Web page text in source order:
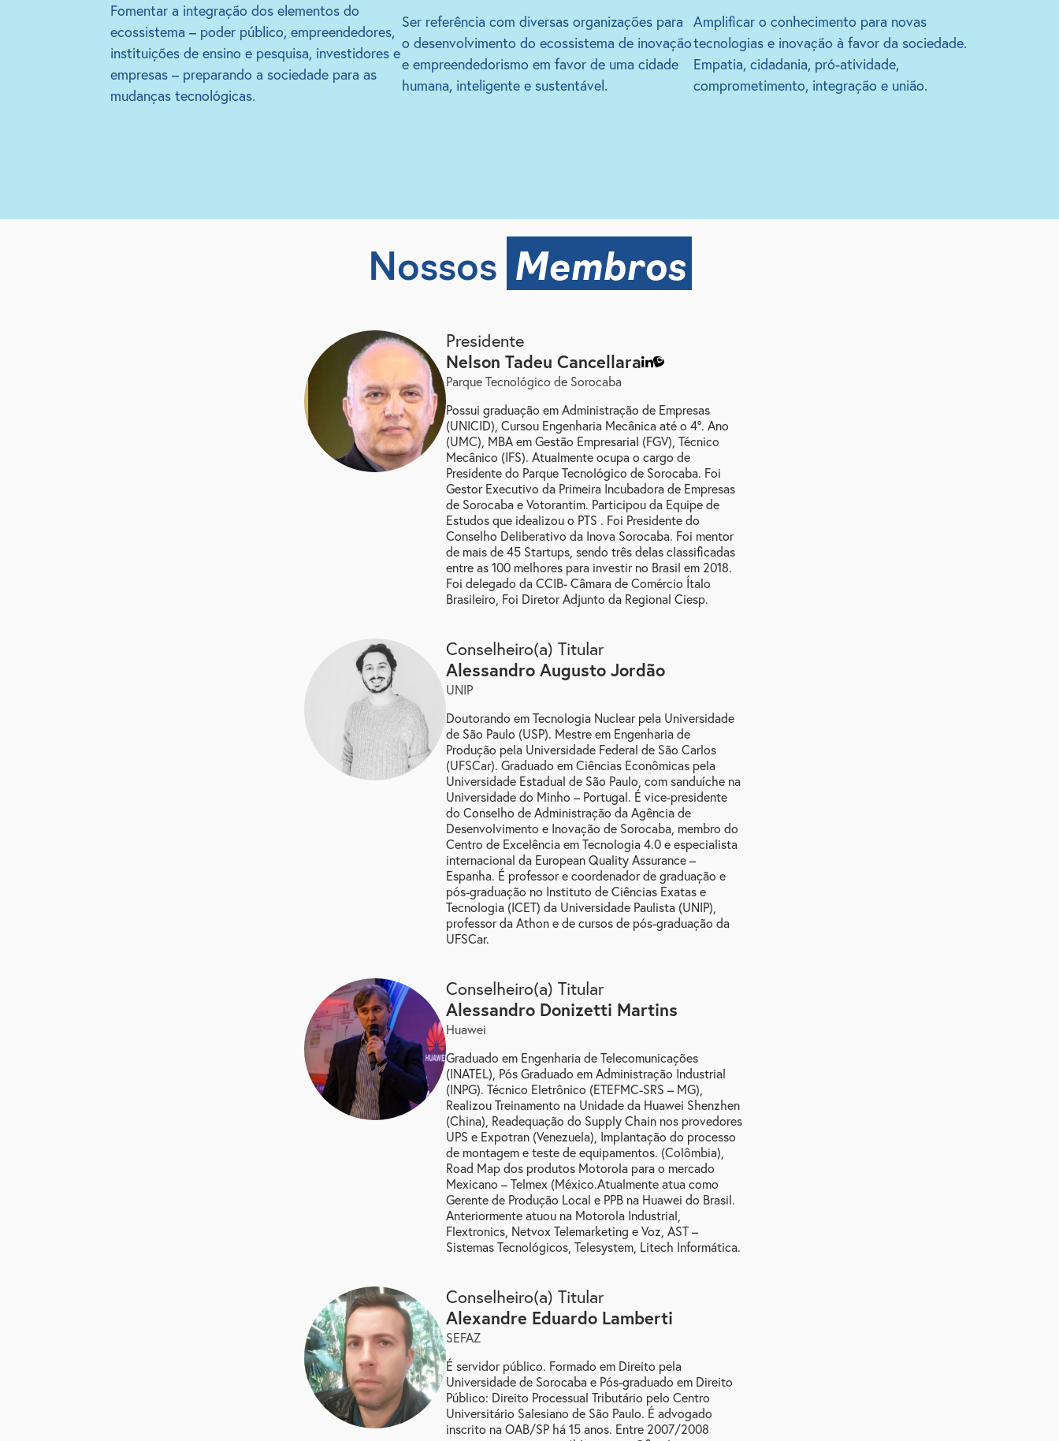
Fomentar a integração dos elementos do
ecossistema – poder público, empreendedores,
instituições de ensino e pesquisa, investidores e
empresas – preparando a sociedade para as
mudanças tecnológicas.
Ser referência com diversas organizações para
o desenvolvimento do ecossistema de inovação
e empreendedorismo em favor de uma cidade
humana, inteligente e sustentável.
Amplificar o conhecimento para novas
tecnologias e inovação à favor da sociedade.
Empatia, cidadania, pró-atividade,
comprometimento, integração e união.
Nossos Membros
Presidente
nelson tadeu cancellara
Parque Tecnológico de Sorocaba
Possui graduação em Administração de Empresas
(UNICID), Cursou Engenharia Mecânica até o 4º. Ano
(UMC), MBA em Gestão Empresarial (FGV), Técnico
Mecânico (IFS). Atualmente ocupa o cargo de
Presidente do Parque Tecnológico de Sorocaba. Foi
Gestor Executivo da Primeira Incubadora de Empresas
de Sorocaba e Votorantim. Participou da Equipe de
Estudos que idealizou o PTS . Foi Presidente do
Conselho Deliberativo da Inova Sorocaba. Foi mentor
de mais de 45 Startups, sendo três delas classificadas
entre as 100 melhores para investir no Brasil em 2018.
Foi delegado da CCIB- Câmara de Comércio Ítalo
Brasileiro, Foi Diretor Adjunto da Regional Ciesp.
Conselheiro(a) Titular
alessandro augusto jordão
UNIP
Doutorando em Tecnologia Nuclear pela Universidade
de São Paulo (USP). Mestre em Engenharia de
Produção pela Universidade Federal de São Carlos
(UFSCar). Graduado em Ciências Econômicas pela
Universidade Estadual de São Paulo, com sanduíche na
Universidade do Minho – Portugal. É vice-presidente
do Conselho de Administração da Agência de
Desenvolvimento e Inovação de Sorocaba, membro do
Centro de Excelência em Tecnologia 4.0 e especialista
internacional da European Quality Assurance –
Espanha. É professor e coordenador de graduação e
pós-graduação no Instituto de Ciências Exatas e
Tecnologia (ICET) da Universidade Paulista (UNIP),
professor da Athon e de cursos de pós-graduação da
UFSCar.
Conselheiro(a) Titular
alessandro donizetti martins
Huawei
Graduado em Engenharia de Telecomunicações
(INATEL), Pós Graduado em Administração Industrial
(INPG). Técnico Eletrônico (ETEFMC-SRS – MG),
Realizou Treinamento na Unidade da Huawei Shenzhen
(China), Readequação do Supply Chain nos provedores
UPS e Expotran (Venezuela), Implantação do processo
de montagem e teste de equipamentos. (Colômbia),
Road Map dos produtos Motorola para o mercado
Mexicano – Telmex (México.Atualmente atua como
Gerente de Produção Local e PPB na Huawei do Brasil.
Anteriormente atuou na Motorola Industrial,
Flextronics, Netvox Telemarketing e Voz, AST –
Sistemas Tecnológicos, Telesystem, Litech Informática.
Conselheiro(a) Titular
alexandre eduardo lamberti
SEFAZ
É servidor público. Formado em Direito pela
Universidade de Sorocaba e Pós-graduado em Direito
Público: Direito Processual Tributário pelo Centro
Universitário Salesiano de São Paulo. É advogado
inscrito na OAB/SP há 15 anos. Entre 2007/2008